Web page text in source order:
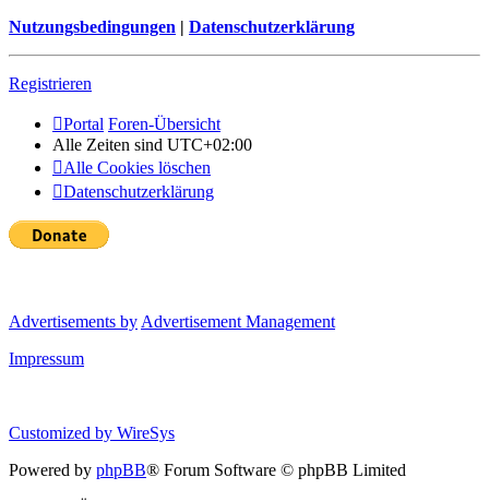
Nutzungsbedingungen | Datenschutzerklärung
Registrieren
Portal Foren-Übersicht
Alle Zeiten sind UTC+02:00
Alle Cookies löschen
Datenschutzerklärung
Advertisements by Advertisement Management
Impressum
Customized by WireSys
Powered by phpBB® Forum Software © phpBB Limited